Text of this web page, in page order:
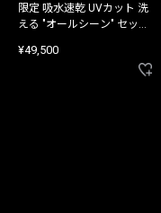
限定 吸水速乾 UVカット 洗
える "オールシーン" セット
¥49,500